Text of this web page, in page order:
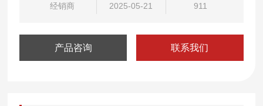
租赁环保测试仪器，可根据客户需要选择相应的日期租
经销商
2025-05-21
911
产品咨询 联系我们